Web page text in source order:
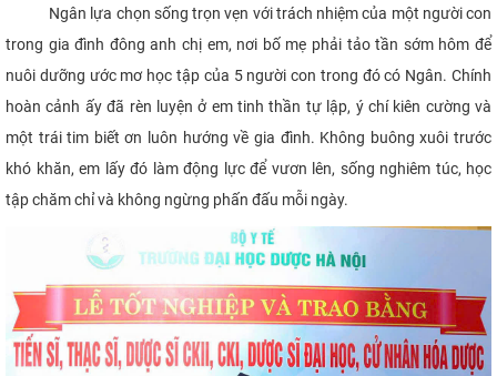
Ngân lựa chọn sống trọn vẹn với trách nhiệm của một người con
trong gia đình đông anh chị em, nơi bố mẹ phải tảo tần sớm hôm để
nuôi dưỡng ước mơ học tập của 5 người con trong đó có Ngân. Chính
hoàn cảnh ấy đã rèn luyện ở em tinh thần tự lập, ý chí kiên cường và
một trái tim biết ơn luôn hướng về gia đình. Không buông xuôi trước
khó khăn, em lấy đó làm động lực để vươn lên, sống nghiêm túc, học
tập chăm chỉ và không ngừng phấn đấu mỗi ngày.